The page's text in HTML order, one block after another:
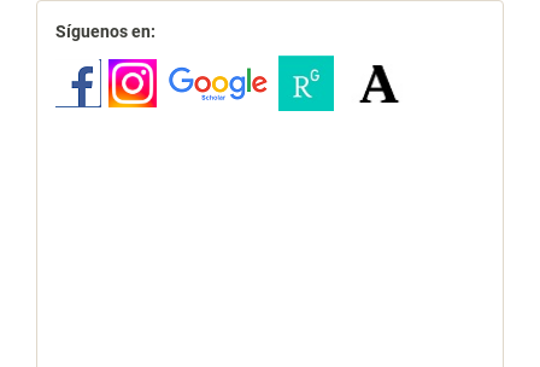
redes
Síguenos en: